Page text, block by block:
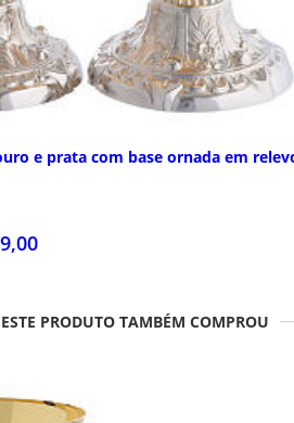
e prata com base ornada em
PRODUTO TAMBÉM COMPROU